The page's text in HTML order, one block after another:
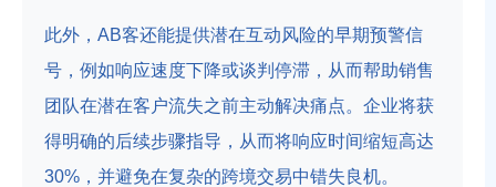
此外，AB客还能提供潜在互动风险的早期预警信
号，例如响应速度下降或谈判停滞，从而帮助销售
团队在潜在客户流失之前主动解决痛点。企业将获
得明确的后续步骤指导，从而将响应时间缩短高达
30%，并避免在复杂的跨境交易中错失良机。